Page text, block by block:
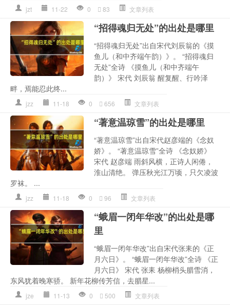
jzt 11-22 0 83 文章列表
“招得魂归无处”的出处是哪里
“招得魂归无处”出自宋代刘辰翁的《摸
鱼儿（和中齐端午韵）》。 “招得魂归
无处”全诗 《摸鱼儿（和中齐端午
韵）》 宋代 刘辰翁 醒复醒、行吟泽
畔，焉能忍此终...
jzz 11-18 0 656 文章列表
“著意温琼雪”的出处是哪里
“著意温琼雪”出自宋代赵彦端的《念奴
娇》。 “著意温琼雪”全诗 《念奴娇》
宋代 赵彦端 雨斜风横，正诗人闲倦，
淮山清绝。 弹压秋光江万顷，只欠凌波
罗袜。 ...
jzz 11-18 0 96 文章列表
“蛾眉一闭年华改”的出处是哪
里
“蛾眉一闭年华改”出自宋代张耒的《正
月六日》。 “蛾眉一闭年华改”全诗 《正
月六日》 宋代 张耒 杨柳梢头腊雪消，
东风犹着晚寒骄。 新年花柳传芳信，去腊星...
jze 11-13 0 500 文章列表